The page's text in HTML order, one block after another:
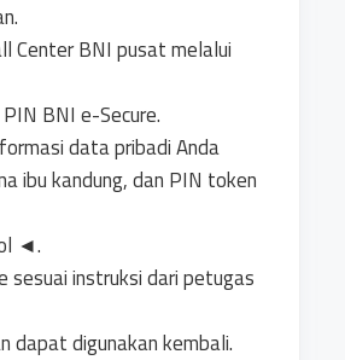
Center BNI pusat melalui
BNI e-Secure.
data pribadi Anda
ibu kandung, dan PIN token
◄.
sesuai instruksi dari petugas
dapat digunakan kembali.